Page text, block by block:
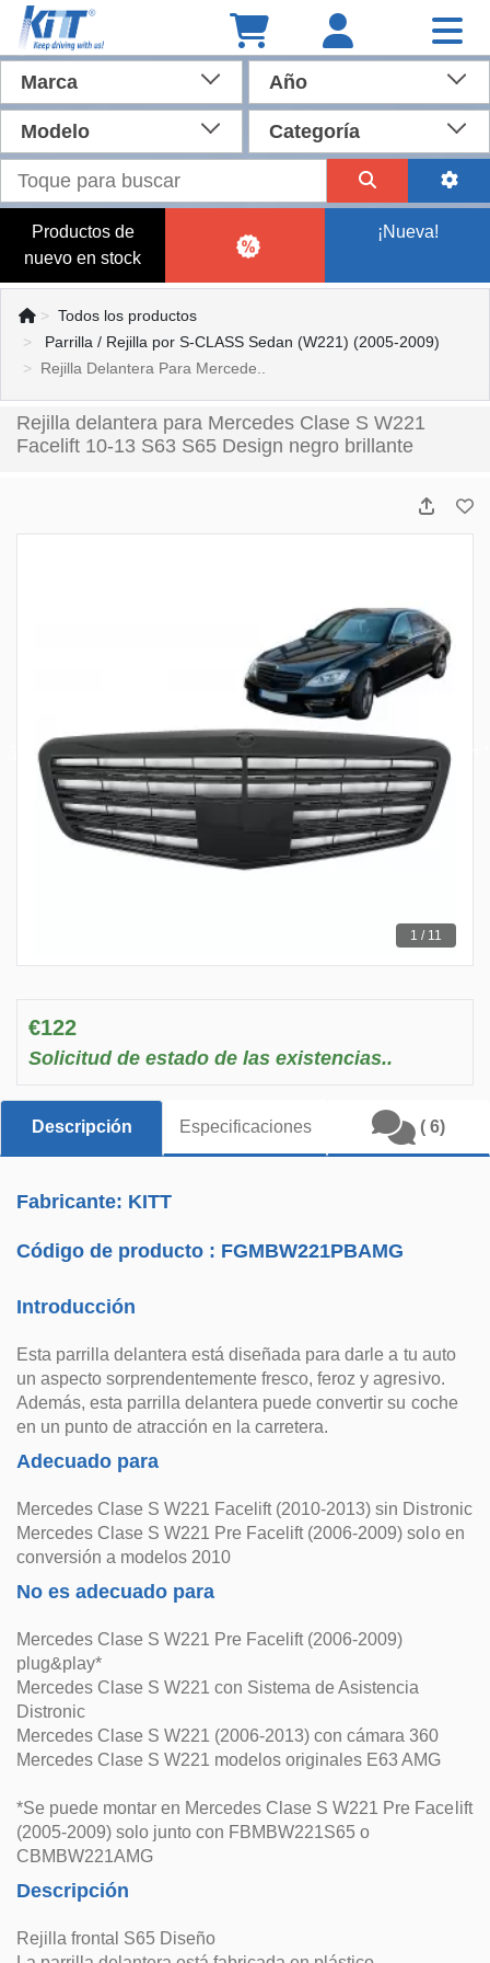
Marca Año
Modelo Categoría
Productos de
nuevo en stock
¡Nueva!
Todos los productos
Parrilla / Rejilla por S-CLASS Sedan (W221) (2005-2009)
Rejilla Delantera Para Mercede..
Rejilla delantera para Mercedes Clase S W221
Facelift 10-13 S63 S65 Design negro brillante
1 / 11
€122
Solicitud de estado de las existencias..
Descripción Especificaciones ( 6)
Fabricante: KITT
Código de producto : FGMBW221PBAMG
Introducción
Esta parrilla delantera está diseñada para darle a tu auto
un aspecto sorprendentemente fresco, feroz y agresivo.
Además, esta parrilla delantera puede convertir su coche
en un punto de atracción en la carretera.
Adecuado para
Mercedes Clase S W221 Facelift (2010-2013) sin Distronic
Mercedes Clase S W221 Pre Facelift (2006-2009) solo en
conversión a modelos 2010
No es adecuado para
Mercedes Clase S W221 Pre Facelift (2006-2009)
plug&play*
Mercedes Clase S W221 con Sistema de Asistencia
Distronic
Mercedes Clase S W221 (2006-2013) con cámara 360
Mercedes Clase S W221 modelos originales E63 AMG
*Se puede montar en Mercedes Clase S W221 Pre Facelift
(2005-2009) solo junto con FBMBW221S65 o
CBMBW221AMG
Descripción
Rejilla frontal S65 Diseño